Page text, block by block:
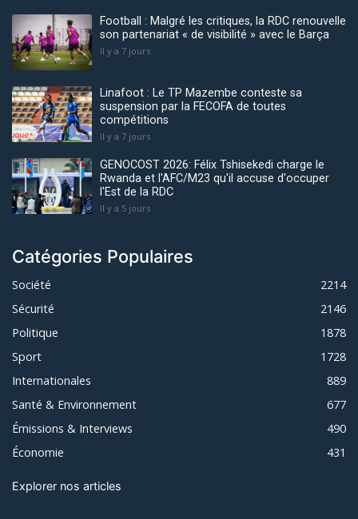
Football : Malgré les critiques, la RDC renouvelle
son partenariat « de visibilité » avec le Barça
Il y a 7 jours
Linafoot : Le TP Mazembe conteste sa
suspension par la FECOFA de toutes
compétitions
Il y a 7 jours
GENOCOST 2026: Félix Tshisekedi charge le
Rwanda et l'AFC/M23 qu'il accuse d'occuper
l'Est de la RDC
Il y a 5 jours
Catégories Populaires
Société
2214
Sécurité
2146
Politique
1878
Sport
1728
Internationales
889
Santé & Environnement
677
Émissions & Interviews
490
Économie
431
Explorer nos articles